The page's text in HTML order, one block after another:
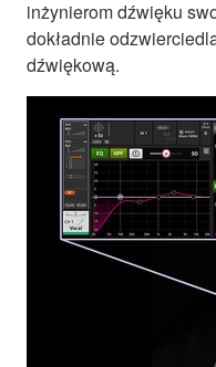
inżynierom dźwięku
dokładnie
dźwiękową.